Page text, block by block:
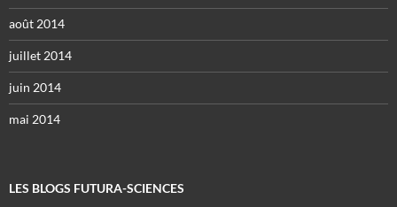
août 2014
juillet 2014
juin 2014
mai 2014
LES BLOGS FUTURA-SCIENCES